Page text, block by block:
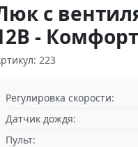
с
- Комфорт
223
Регулировка скорости:
Датчик дождя:
Пульт: